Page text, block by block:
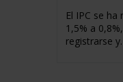
El IPC se
1,5% a
registrarse